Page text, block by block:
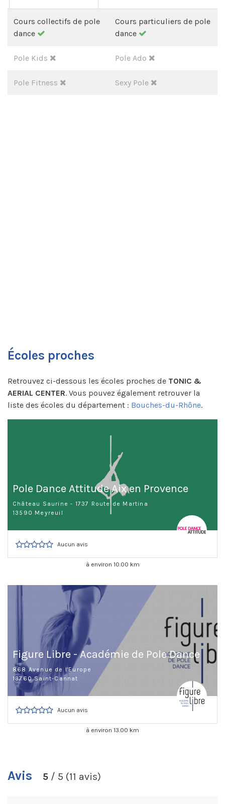
Cours collectifs de pole
dance
Cours particuliers de pole
dance
Pole Kids Pole Ado
Pole Fitness Sexy Pole
Écoles proches
Retrouvez ci-dessous les écoles proches de TONIC &
AERIAL CENTER. Vous pouvez également retrouver la
liste des écoles du département : Bouches-du-Rhône.
Pole Dance Attitude Aix en Provence
Château Saurine - 1737 Route de Martina
13590 Meyreuil
Aucun avis
à environ 10.00 km
Figure Libre - Académie de Pole Dance
868 Avenue de l'Europe
13760 Saint-Cannat
Aucun avis
à environ 13.00 km
Avis 5 / 5 (11 avis)